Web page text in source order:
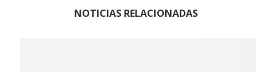
NOTICIAS RELACIONADAS